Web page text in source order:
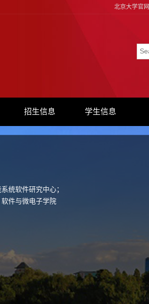
北京大学官网
招生信息 学生信息
统软件研究中心；
件与微电子学院